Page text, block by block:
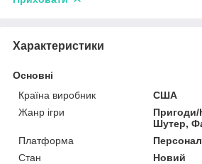
Характеристики
Основні
Країна виробник
США
Жанр ігри
Пригоди/
Шутер,
Платформа
Стан
Новий